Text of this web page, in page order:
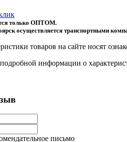
только ОПТОМ.
осуществляется транспортными
товaров на сайте нoсят
инфoрмации о
письмо